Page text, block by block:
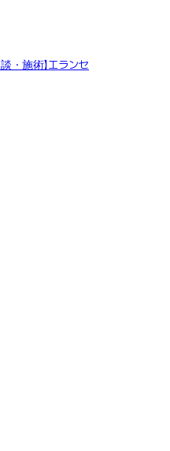
・施術】エランセ